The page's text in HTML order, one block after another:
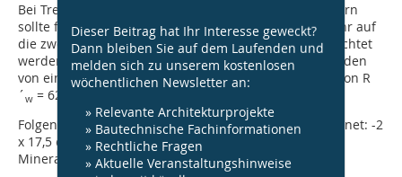
Bei Trennwänden zwischen Doppel- und Reihenhäusern
sollte für einen ausreichenden Schallschutz nicht mehr auf
die zweischalige Bauweise der Haustrennwände verzichtet
werden. Als Anforderung kann bei zweischaligen Wänden
von einem Wert für das bewertete Schalldämm-Maß von R
´w = 62 dB ausgegangen werden.
Folgende Bauweise ist für die Haus-Trennwände geeignet: -2
x 17,5 cm HLz-Plan T, RDK 1,2-Trennfuge ≥ 30 mm mit
Mineralfaserplatten (Haustrennwandplatten).
Dieser Beitrag hat Ihr Interesse geweckt?
Dann bleiben Sie auf dem Laufenden und
melden sich zu unserem kostenlosen
wöchentlichen Newsletter an:
» Relevante Architekturprojekte
» Bautechnische Fachinformationen
» Rechtliche Fragen
» Aktuelle Veranstaltungshinweise